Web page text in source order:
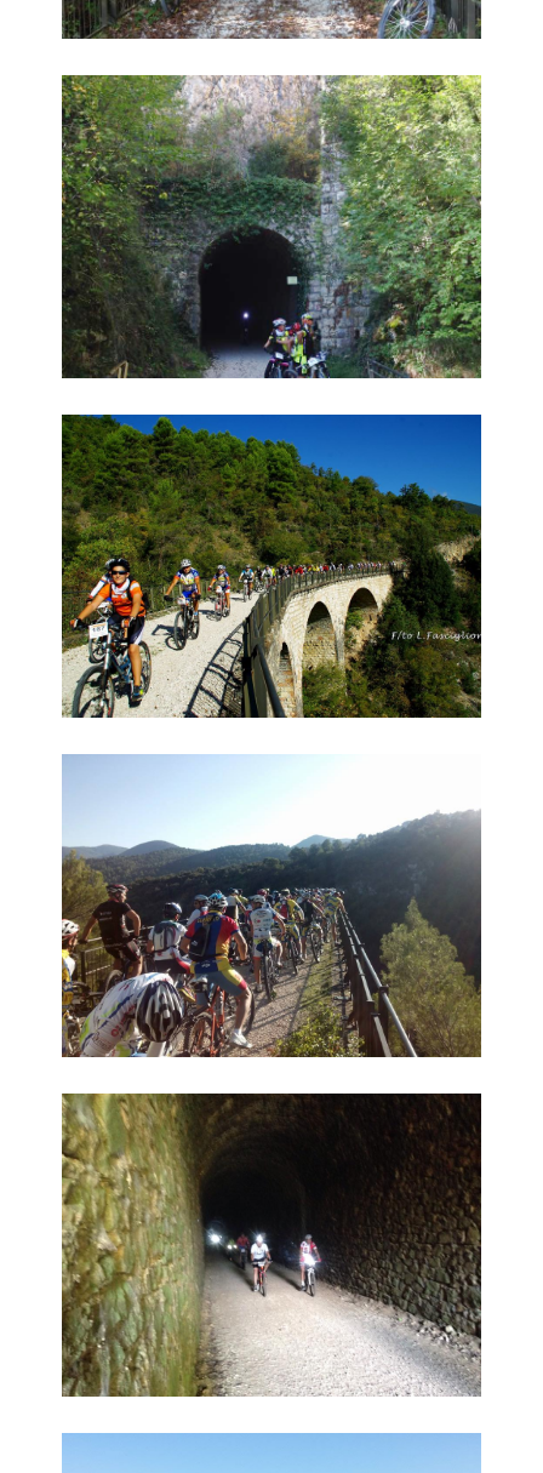
Cicloturistica 3
Cicloturistica 4
Cicloturistica 6